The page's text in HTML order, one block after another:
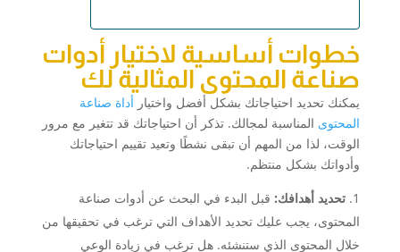
خطوات أساسية لاختيار أدوات
صناعة المحتوى المثالية لك
يمكنك تحديد احتياجاتك بشكل أفضل واختيار أداة صناعة
المحتوى المناسبة لمجالك. تذكر أن احتياجاتك قد تتغير مع مرور
الوقت، لذا من المهم أن تبقى نشطًا وتعيد تقييم احتياجاتك
وأدواتك بشكل منتظم.
تحديد أهدافك: قبل البدء في البحث عن أدوات صناعة
المحتوى، يجب عليك تحديد الأهداف التي ترغب في تحقيقها من
خلال المحتوى الذي ستنشئه. هل ترغب في زيادة الوعي